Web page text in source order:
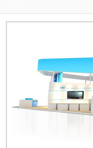
展会地点：上海
展览场馆：上海新国际博展
行业分类：纺织行业展